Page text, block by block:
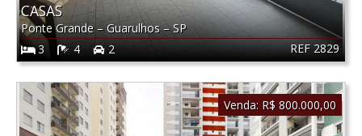
REF 2829
CASAS
Ponte Grande–Guarulhos–SP
3
4 2
Venda: R$ 800.000,00